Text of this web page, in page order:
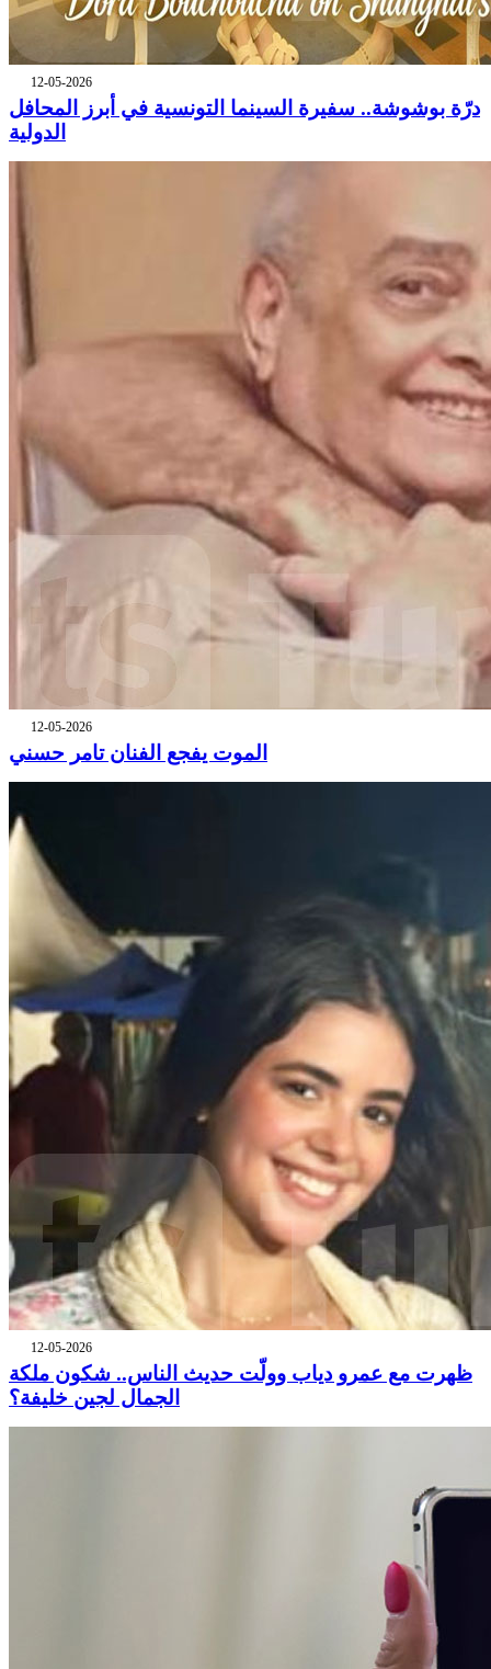
12-05-2026
درّة بوشوشة.. سفيرة السينما التونسية في أبرز المحافل
الدولية
12-05-2026
الموت يفجع الفنان تامر حسني
12-05-2026
ظهرت مع عمرو دياب وولّت حديث الناس.. شكون ملكة
الجمال لجين خليفة؟